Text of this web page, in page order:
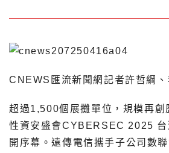
CNEWS匯流新聞網記者許哲綱
超過1,500個展攤單位，規模再創
性資安盛會CYBERSEC 2025 台
開序幕。遠傳電信攜手子公司數